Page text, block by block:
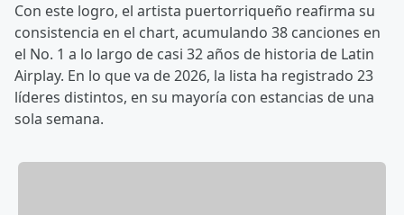
Con este logro, el artista puertorriqueño reafirma su
consistencia en el chart, acumulando 38 canciones en
el No. 1 a lo largo de casi 32 años de historia de Latin
Airplay. En lo que va de 2026, la lista ha registrado 23
líderes distintos, en su mayoría con estancias de una
sola semana.